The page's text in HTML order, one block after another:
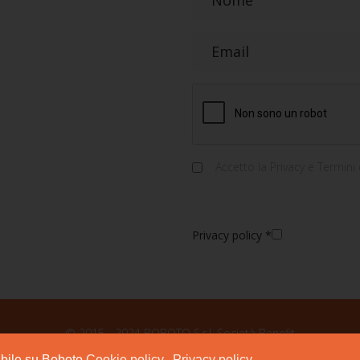
Privacy policy *
© 2015 - 2024 BOBOTO S.r.l. Società Benefit
346 094 8433 Sede Legale: Via San Lazzaro, 12 – 73100 LECCE P.I.